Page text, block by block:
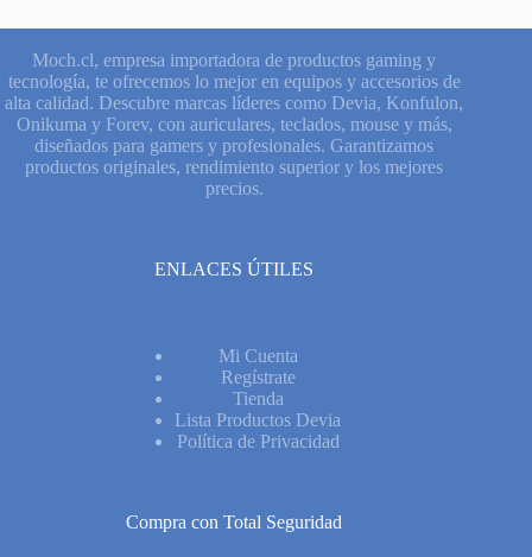
Moch.cl, empresa importadora de productos gaming y
tecnología, te ofrecemos lo mejor en equipos y accesorios de
alta calidad. Descubre marcas líderes como Devia, Konfulon,
Onikuma y Forev, con auriculares, teclados, mouse y más,
diseñados para gamers y profesionales. Garantizamos
productos originales, rendimiento superior y los mejores
precios.
ENLACES ÚTILES
Mi Cuenta
Regístrate
Tienda
Lista Productos Devia
Política de Privacidad
Compra con Total Seguridad